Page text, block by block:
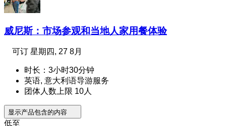
威尼斯：市场参观和当地人家用餐体验
可订 星期四, 27 8月
时长：3小时30分钟
英语, 意大利语导游服务
团体人数上限 10人
显示产品包含的内容
低至